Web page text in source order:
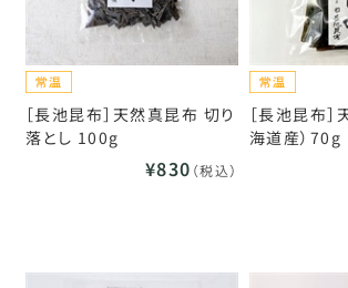
［長池昆布］天然真昆布 切り
落とし 100g
¥830 （税込）
［長池昆布
海道産）70g